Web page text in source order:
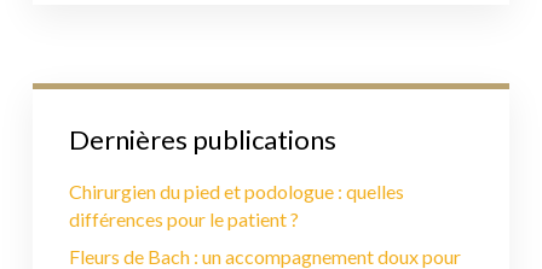
Dernières publications
Chirurgien du pied et podologue : quelles
différences pour le patient ?
Fleurs de Bach : un accompagnement doux pour